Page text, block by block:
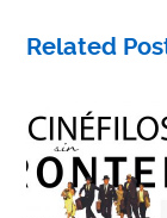
Related